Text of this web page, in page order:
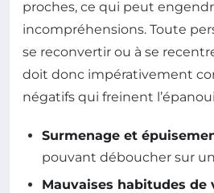
proches, ce qui peut
incompréhensions. Toute
se reconvertir ou à se
doit donc impérativement
négatifs qui freinent
Surmenage et
pouvant déboucher sur
Mauvaises habitudes de